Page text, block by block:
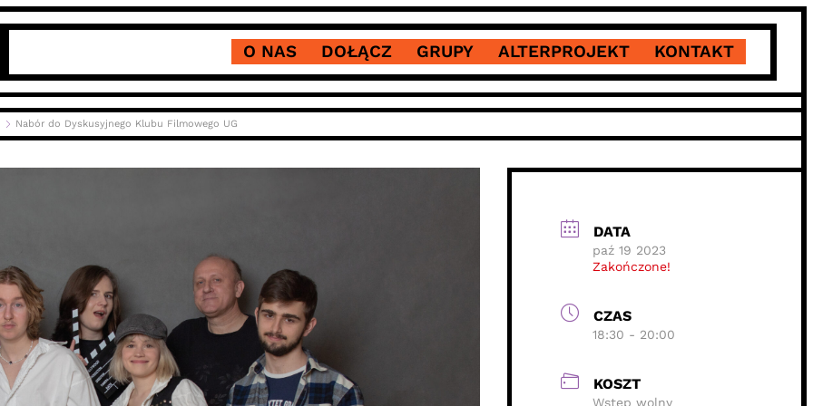
O NAS DOŁĄCZ GRUPY ALTERPROJEKT KONTAKT
Nabór do Dyskusyjnego Klubu Filmowego UG
DATA
paź 19 2023
Zakończone!
CZAS
18:30 - 20:00
KOSZT
Wstęp wolny